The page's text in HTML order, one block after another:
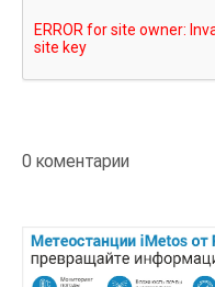
0 коментарии